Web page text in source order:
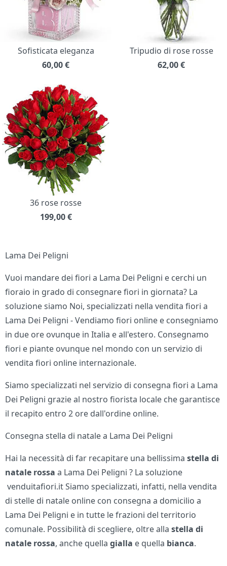
Sofisticata eleganza
60,00€
Tripudio di rose rosse
62,00€
36 rose rosse
199,00 €
Lama Dei Peligni
Vuoi mandare dei fiori a Lama Dei Peligni e cerchi un
fioraio in grado di consegnare fiori in giornata? La
soluzione siamo Noi, specializzati nella vendita fiori a
Lama Dei Peligni - Vendiamo fiori online e consegniamo
in due ore ovunque in Italia e all'estero. Consegnamo
fiori e piante ovunque nel mondo con un servizio di
vendita fiori online internazionale.
Siamo specializzati nel servizio di consegna fiori a Lama
Dei Peligni grazie al nostro fiorista locale che garantisce
il recapito entro 2 ore dall'ordine online.
Consegna stella di natale a Lama Dei Peligni
Hai la necessità di far recapitare una bellissimastella di
natale rossa a Lama Dei Peligni ? La soluzione
venduitafiori.it Siamo specializzati, infatti, nella vendita
di stelle di natale online con consegna a domicilio a
Lama Dei Peligni e in tutte le frazioni del territorio
comunale. Possibilità di scegliere, oltre allastella di
natale rossa, anche quellagialla e quella bianca.